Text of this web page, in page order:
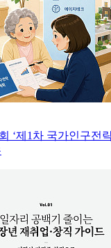
‘제1차 국가인구전